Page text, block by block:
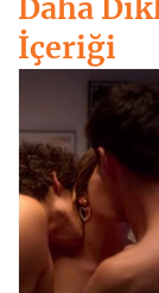
Daha
İçeriği